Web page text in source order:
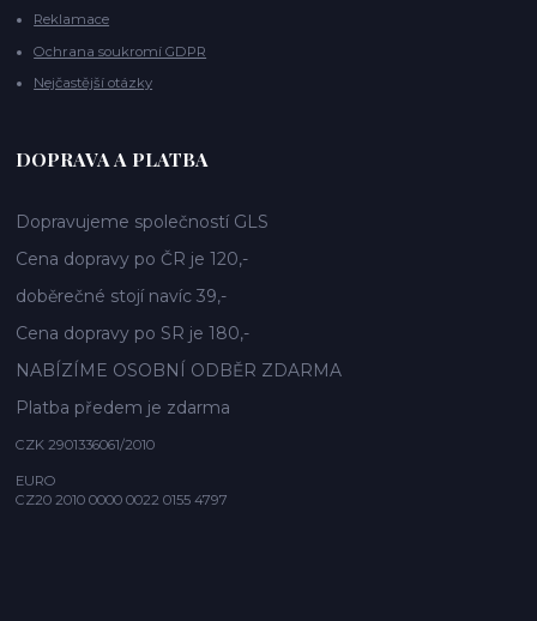
Reklamace
Ochrana soukromí GDPR
Nejčastější otázky
DOPRAVA A PLATBA
Dopravujeme společností GLS
Cena dopravy po ČR je 120,-
doběrečné stojí navíc 39,-
Cena dopravy po SR je 180,-
NABÍZÍME OSOBNÍ ODBĚR ZDARMA
Platba předem je zdarma
CZK 2901336061/2010
EURO
CZ20 2010 0000 0022 0155 4797